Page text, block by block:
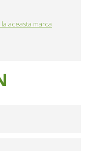
aceasta marca